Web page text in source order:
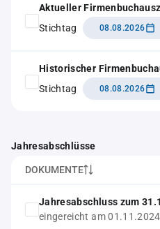
Aktueller
Stichtag
08.08.2026
Historischer
Stichtag
08.08.2026
Jahresabschlüsse
DOKUMENTE
Jahresabschluss zum
eingereicht am 01.11.2024